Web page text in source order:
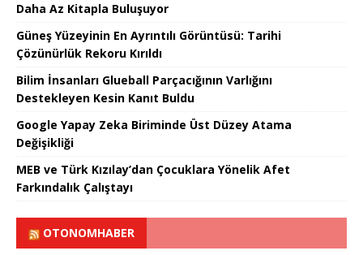
Daha Az Kitapla Buluşuyor
Güneş Yüzeyinin En Ayrıntılı Görüntüsü: Tarihi
Çözünürlük Rekoru Kırıldı
Bilim İnsanları Glueball Parçacığının Varlığını
Destekleyen Kesin Kanıt Buldu
Google Yapay Zeka Biriminde Üst Düzey Atama
Değişikliği
MEB ve Türk Kızılay’dan Çocuklara Yönelik Afet
Farkındalık Çalıştayı
OTONOMHABER